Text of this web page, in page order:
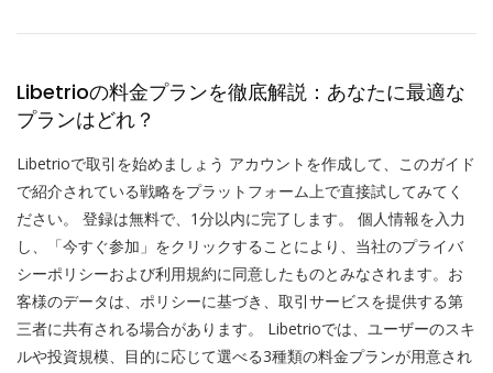
Libetrioの料金プランを徹底解説：あなたに最適な
プランはどれ？
Libetrioで取引を始めましょう アカウントを作成して、このガイド
で紹介されている戦略をプラットフォーム上で直接試してみてく
ださい。 登録は無料で、1分以内に完了します。 個人情報を入力
し、「今すぐ参加」をクリックすることにより、当社のプライバ
シーポリシーおよび利用規約に同意したものとみなされます。お
客様のデータは、ポリシーに基づき、取引サービスを提供する第
三者に共有される場合があります。 Libetrioでは、ユーザーのスキ
ルや投資規模、目的に応じて選べる3種類の料金プランが用意され